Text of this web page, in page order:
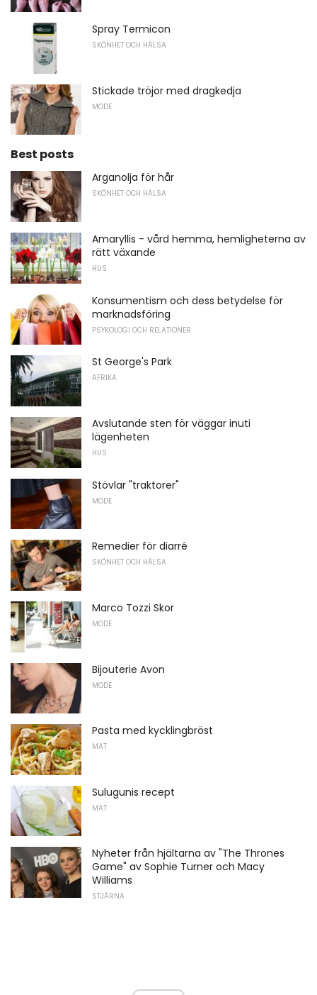
Spray Termicon
SKÖNHET OCH HÄLSA
Stickade tröjor med dragkedja
MODE
Best posts
Arganolja för hår
SKÖNHET OCH HÄLSA
Amaryllis - vård hemma, hemligheterna av
rätt växande
HUS
Konsumentism och dess betydelse för
marknadsföring
PSYKOLOGI OCH RELATIONER
St George's Park
AFRIKA
Avslutande sten för väggar inuti
lägenheten
HUS
Stövlar "traktorer"
MODE
Remedier för diarré
SKÖNHET OCH HÄLSA
Marco Tozzi Skor
MODE
Bijouterie Avon
MODE
Pasta med kycklingbröst
MAT
Sulugunis recept
MAT
Nyheter från hjältarna av "The Thrones
Game" av Sophie Turner och Macy
Williams
STJÄRNA